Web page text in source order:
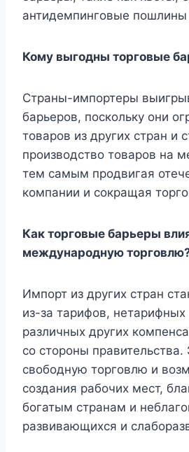
антидемпинговые пошлины
Кому выгодны торговые
Страны-импортеры
барьеров, поскольку они
товаров из других стран и
производство товаров на
тем самым продвигая
компании и сокращая
Как торговые барьеры
международную
Импорт из других стран
из-за тарифов, нетарифных
различных других
со стороны правительства.
свободную торговлю и
создания рабочих мест,
богатым странам и
развивающихся и